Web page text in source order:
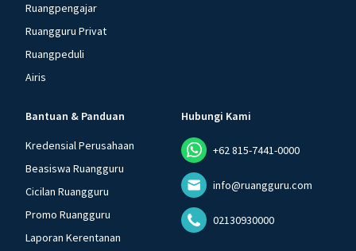
Ruangpengajar
Ruangguru Privat
Ruangpeduli
Airis
Bantuan & Panduan
Kredensial Perusahaan
Beasiswa Ruangguru
Cicilan Ruangguru
Promo Ruangguru
Laporan Kerentanan
Hubungi Kami
+62 815-7441-0000
info@ruangguru.com
02130930000